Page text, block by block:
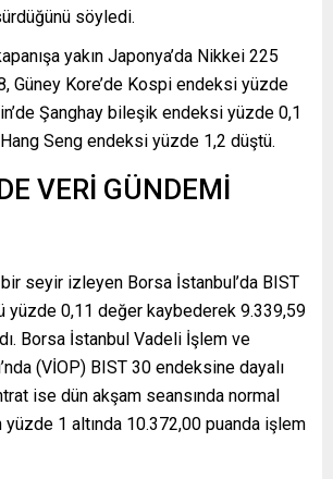
söyledi.
yakın Japonya’da Nikkei 225
Güney Kore’de Kospi endeksi yüzde
Şanghay bileşik endeksi yüzde 0,1
Seng endeksi yüzde 1,2 düştü.
VERİ GÜNDEMİ
bir seyir izleyen Borsa İstanbul’da BIST
yüzde 0,11 değer kaybederek 9.339,59
Borsa İstanbul Vadeli İşlem ve
(VİOP) BIST 30 endeksine dayalı
ise dün akşam seansında normal
yüzde 1 altında 10.372,00 puanda işlem